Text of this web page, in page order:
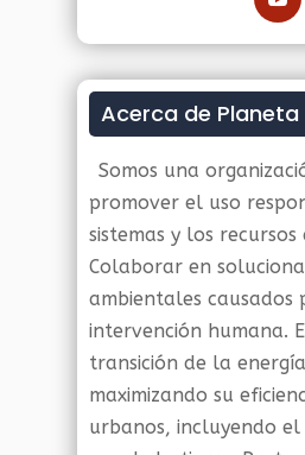
Acerca de Planeta
Somos una
promover el uso
sistemas y los
Colaborar en
ambientales causados
intervención humana.
transición de la
maximizando su
urbanos, incluyendo